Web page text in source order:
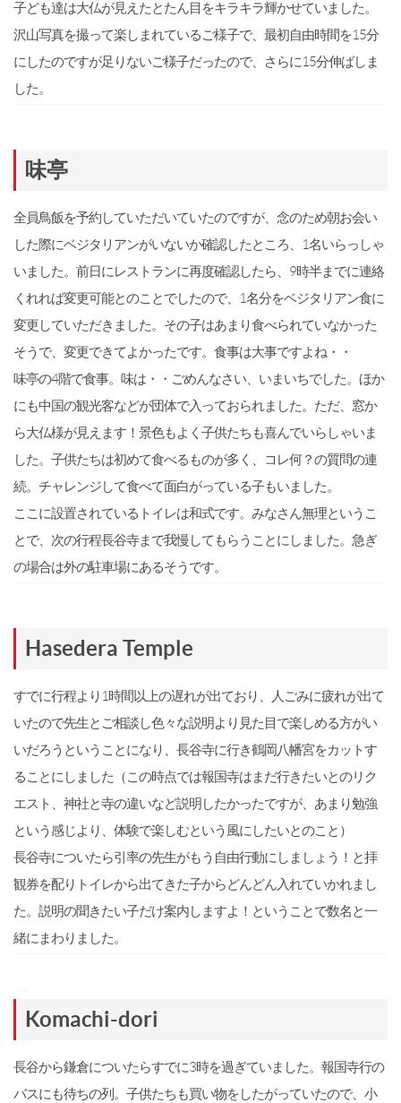
子ども達は大仏が見えたとたん目をキラキラ輝かせていました。
沢山写真を撮って楽しまれているご様子で、最初自由時間を15分
にしたのですが足りないご様子だったので、さらに15分伸ばしま
した。
味亭
全員鳥飯を予約していただいていたのですが、念のため朝お会い
した際にベジタリアンがいないか確認したところ、1名いらっしゃ
いました。前日にレストランに再度確認したら、9時半までに連絡
くれれば変更可能とのことでしたので、1名分をベジタリアン食に
変更していただきました。その子はあまり食べられていなかった
そうで、変更できてよかったです。食事は大事ですよね・・
味亭の4階で食事。味は・・ごめんなさい、いまいちでした。ほか
にも中国の観光客などが団体で入っておられました。ただ、窓か
ら大仏様が見えます！景色もよく子供たちも喜んでいらしゃいま
した。子供たちは初めて食べるものが多く、コレ何？の質問の連
続。チャレンジして食べて面白がっている子もいました。
ここに設置されているトイレは和式です。みなさん無理というこ
とで、次の行程長谷寺まで我慢してもらうことにしました。急ぎ
の場合は外の駐車場にあるそうです。
Hasedera Temple
すでに行程より1時間以上の遅れが出ており、人ごみに疲れが出て
いたので先生とご相談し色々な説明より見た目で楽しめる方がい
いだろうということになり、長谷寺に行き鶴岡八幡宮をカットす
ることにしました（この時点では報国寺はまだ行きたいとのリク
エスト、神社と寺の違いなど説明したかったですが、あまり勉強
という感じより、体験で楽しむという風にしたいとのこと）
長谷寺についたら引率の先生がもう自由行動にしましょう！と拝
観券を配りトイレから出てきた子からどんどん入れていかれまし
た。説明の聞きたい子だけ案内しますよ！ということで数名と一
緒にまわりました。
Komachi-dori
長谷から鎌倉についたらすでに3時を過ぎていました。報国寺行の
バスにも待ちの列。子供たちも買い物をしたがっていたので、小